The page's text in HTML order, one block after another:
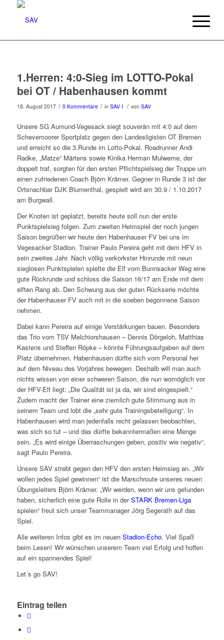
1.Herren: 4:0-Sieg im LOTTO-Pokal
bei OT / Habenhausen kommt
18. August 2017 / 0 Kommentare / in SAV I / von SAV
Unsere SG Aumund-Vegesack siegt souverän mit 4:0 auf dem
Schevemoorer Sportplatz gegen den Landesligisten OT Bremen
und erreicht so die 3.Runde im Lotto-Pokal. Roadrunner Andi
Radke, „Matze“ Märtens sowie Kinika Herman Mulweme, der
doppelt traf, sorgten für den ersten Pflichtspielsieg der Truppe um
einen zufriedenen Coach Björn Krämer. Gegner in Runde 3 ist der
Ortsnachbar DJK Blumenthal, gespielt wird am 30.9 / 1.10.2017
am Burgwall.
Der Knoten ist geplatzt, bereits heute soll nun der erste
Punktspielsieg folgen. Zum zweiten Heimspiel der noch jungen
Saison begrüßen wir heute den Habenhauser FV bei uns im
Vegesacker Stadion. Trainer Paulo Pereira geht mit dem HFV in
sein zweites Jahr. Nach völlig verkorkster Hinrunde mit neun
sieglosen Punktspielen spielte die Elf vom Bunnsacker Weg eine
gute Rückrunde und schloss die Saison 16/17 am Ende mit dem
elften Rang ab. Den Schwung aus der guten Rückserie möchte
der Habenhauser FV auch mit in die soeben begonnene Saison
nehmen.
Dabei kann Pereira auf einige Verstärkungen bauen. Besonders
das Trio vom TSV Melchiorshausen – Dennis Dörgeloh, Matthias
Kastens und Steffen Röpke – könnte Führungsaufgaben auf dem
Platz übernehmen. Habenhausen dürfte sich vom Personal her
auf dem Niveau des Vorjahres bewegen. Deshalb will man auch
nichts wissen von einer schweren Saison, die nun womöglich vor
der HFV-Elf liegt: „Die Qualität ist ja da, wir sind eingespielt.“
Zudem macht der Trainer eine ziemlich gute Stimmung aus in
seinem Team und lobt die „sehr gute Trainingsbeteiligung“. In
Habenhausen wird man jedenfalls recht gelassen beobachten,
was sich so tut – und das dürfte bekanntermaßen eine Menge
sein. „Es wird einige Überraschungen geben, positiv wie negativ“,
sagt Paulo Pereira.
Unsere SAV strebt gegen den HFV den ersten Heimsieg an. „Wir
wollen jedes Spiel gewinnen“ ist die Marschroute unseres neuen
Übungsleiters Björn Krämer. „Wir werden, wenn wir uns gefunden
haben, sicherlich eine gute Rolle in derSTARK Bremen-Liga
spielen“ freut sich unser Teammanager Jörg Segerath auf das
Spiel.
Alle weiteren Infos gibt es im neuen Stadion-Echo. Viel Spaß
beim Lesen! Wir wünschen unserem Team viel Erfolg und hoffen
auf ein spannendes Spiel!
Let´s go SAV!
Eintrag teilen